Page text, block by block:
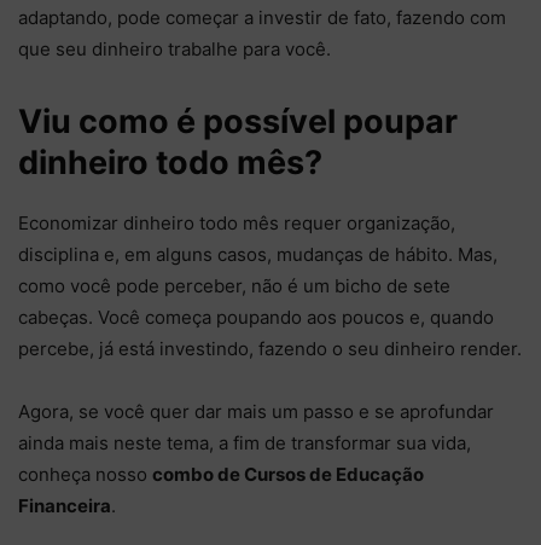
adaptando, pode começar a investir de fato, fazendo com
que seu dinheiro trabalhe para você.
Viu como é possível poupar
dinheiro todo mês?
Economizar dinheiro todo mês requer organização,
disciplina e, em alguns casos, mudanças de hábito. Mas,
como você pode perceber, não é um bicho de sete
cabeças. Você começa poupando aos poucos e, quando
percebe, já está investindo, fazendo o seu dinheiro render.
Agora, se você quer dar mais um passo e se aprofundar
ainda mais neste tema, a fim de transformar sua vida,
conheça nosso combo de Cursos de Educação
Financeira.